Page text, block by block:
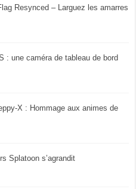
Resynced – Larguez les amarres
: une caméra de tableau de bord
X : Hommage aux animes de
Splatoon s’agrandit